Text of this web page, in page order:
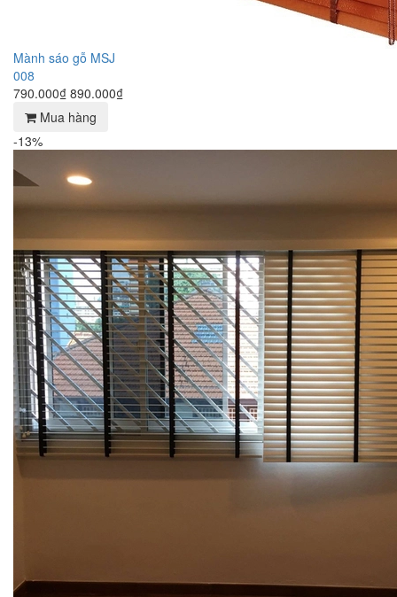
Mành sáo gỗ MSJ
008
790.000₫ 890.000₫
Mua hàng
-13%